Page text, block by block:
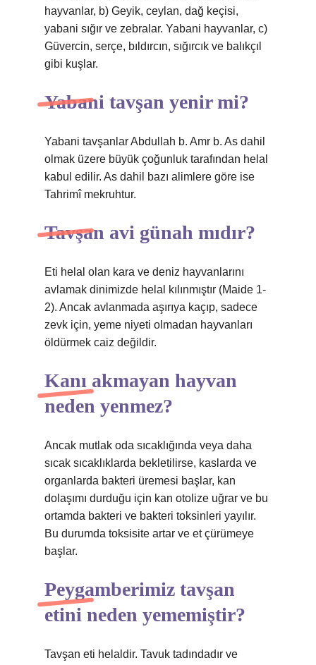
hayvanlar, b) Geyik, ceylan, dağ keçisi,
yabani sığır ve zebralar. Yabani hayvanlar, c)
Güvercin, serçe, bıldırcın, sığırcık ve balıkçıl
gibi kuşlar.
Yabani tavşan yenir mi?
Yabani tavşanlar Abdullah b. Amr b. As dahil
olmak üzere büyük çoğunluk tarafından helal
kabul edilir. As dahil bazı alimlere göre ise
Tahrimî mekruhtur.
Tavşan avi günah mıdır?
Eti helal olan kara ve deniz hayvanlarını
avlamak dinimizde helal kılınmıştır (Maide 1-
2). Ancak avlanmada aşırıya kaçıp, sadece
zevk için, yeme niyeti olmadan hayvanları
öldürmek caiz değildir.
Kanı akmayan hayvan
neden yenmez?
Ancak mutlak oda sıcaklığında veya daha
sıcak sıcaklıklarda bekletilirse, kaslarda ve
organlarda bakteri üremesi başlar, kan
dolaşımı durduğu için kan otolize uğrar ve bu
ortamda bakteri ve bakteri toksinleri yayılır.
Bu durumda toksisite artar ve et çürümeye
başlar.
Peygamberimiz tavşan
etini neden yememiştir?
Tavşan eti helaldir. Tavuk tadındadır ve